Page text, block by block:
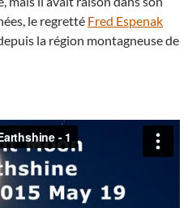
le regretté Fred Espenak
la région montagneuse de